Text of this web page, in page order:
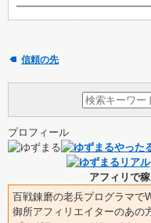
信頼の先
プロフィール
アフィリで
百戦錬磨の老兵プログラマで
御所アフィリエイターのあの